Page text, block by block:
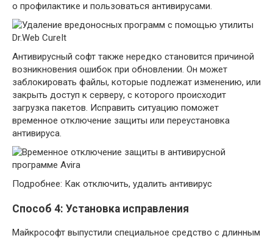
о профилактике и пользоваться антивирусами.
Антивирусный софт также нередко становится причиной
возникновения ошибок при обновлении. Он может
заблокировать файлы, которые подлежат изменению, или
закрыть доступ к серверу, с которого происходит
загрузка пакетов. Исправить ситуацию поможет
временное отключение защиты или переустановка
антивируса.
Подробнее: Как отключить, удалить антивирус
Способ 4: Установка исправления
Майкрософт выпустили специальное средство с длинным